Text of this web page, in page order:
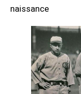
naissance